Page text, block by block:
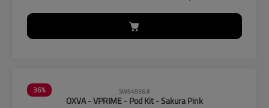
36% SW54556.8
OXVA - VPRIME - Pod Kit - Sakura Pink